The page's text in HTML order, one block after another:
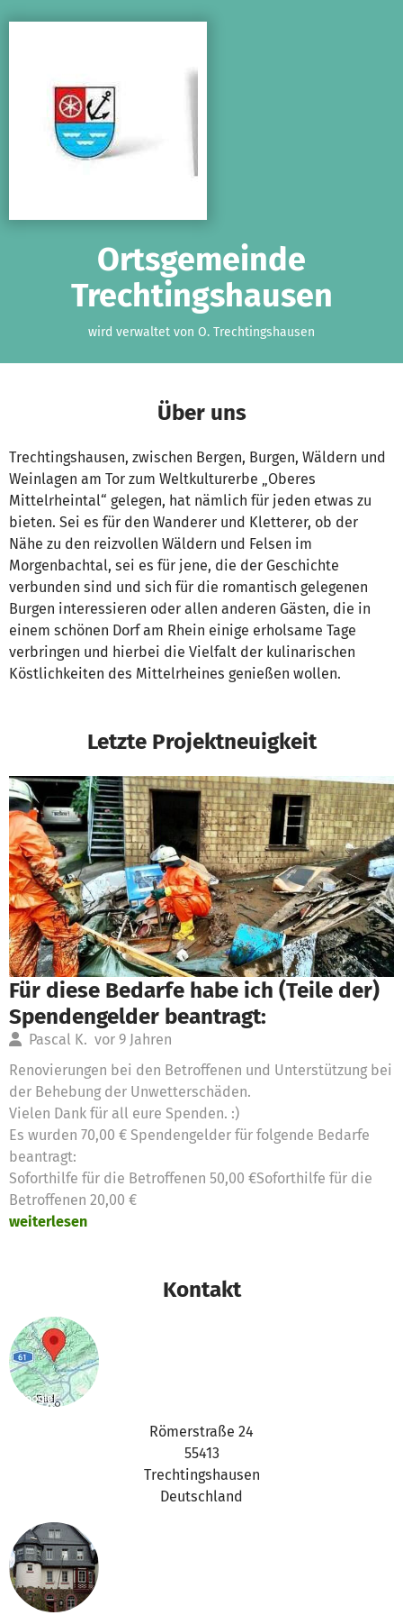
Ortsgemeinde
Trechtingshausen
wird verwaltet von O. Trechtingshausen
Über uns
Trechtingshausen, zwischen Bergen, Burgen, Wäldern und
Weinlagen am Tor zum Weltkulturerbe „Oberes
Mittelrheintal“ gelegen, hat nämlich für jeden etwas zu
bieten. Sei es für den Wanderer und Kletterer, ob der
Nähe zu den reizvollen Wäldern und Felsen im
Morgenbachtal, sei es für jene, die der Geschichte
verbunden sind und sich für die romantisch gelegenen
Burgen interessieren oder allen anderen Gästen, die in
einem schönen Dorf am Rhein einige erholsame Tage
verbringen und hierbei die Vielfalt der kulinarischen
Köstlichkeiten des Mittelrheines genießen wollen.
Letzte Projektneuigkeit
Für diese Bedarfe habe ich (Teile der)
Spendengelder beantragt:
Pascal K. vor 9 Jahren
Renovierungen bei den Betroffenen und Unterstützung bei
der Behebung der Unwetterschäden.
Vielen Dank für all eure Spenden. :)
Es wurden 70,00 € Spendengelder für folgende Bedarfe
beantragt:
Soforthilfe für die Betroffenen 50,00 €Soforthilfe für die
Betroffenen 20,00 €
weiterlesen
Kontakt
Römerstraße 24
55413
Trechtingshausen
Deutschland